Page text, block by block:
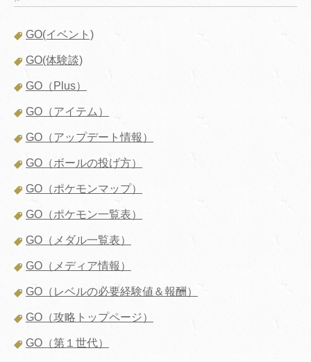
GO(イベント)
GO(体験談)
GO（Plus）
GO（アイテム）
GO（アップデート情報）
GO（ボールの投げ方）
GO（ポケモンマップ）
GO（ポケモン一覧表）
GO（メダル一覧表）
GO（メディア情報）
GO（レベルの必要経験値＆報酬）
GO（攻略トップページ）
GO（第１世代）